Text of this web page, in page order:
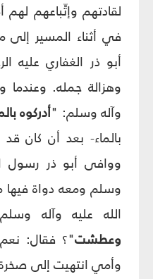
لقادتهم وإتِّباعهم
في أثناء المسير إلى
أبو ذر الغفاري
وهزالة جمله.
وآله وسلم: "أدركوه
بالماء- بعد أن كان
ووافى أبو ذر رسول
وسلم ومعه دواة
الله عليه وآله
وعطشت"؟ فقال:
وأمي انتهيت إلى صخرة